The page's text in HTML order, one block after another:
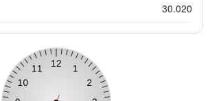
30.020